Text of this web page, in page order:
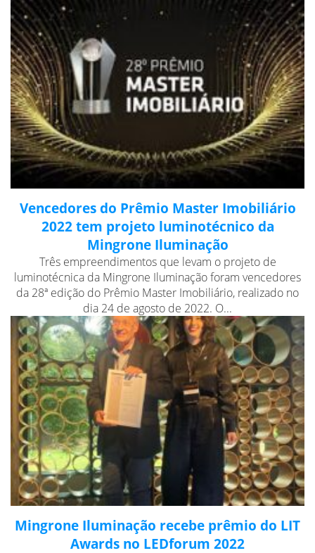
Vencedores do Prêmio Master Imobiliário
2022 tem projeto luminotécnico da
Mingrone Iluminação
Três empreendimentos que levam o projeto de
luminotécnica da Mingrone Iluminação foram vencedores
da 28ª edição do Prêmio Master Imobiliário, realizado no
dia 24 de agosto de 2022. O...
Mingrone Iluminação recebe prêmio do LIT
Awards no LEDforum 2022